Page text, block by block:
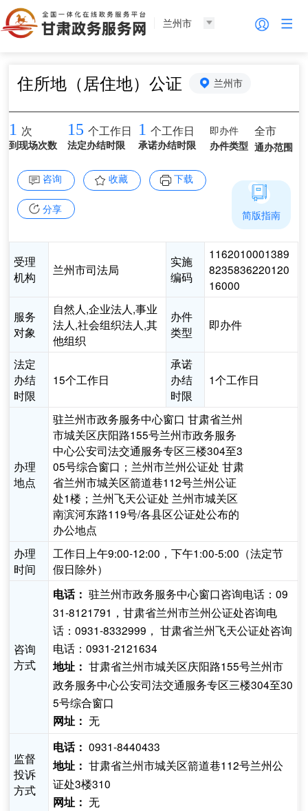
兰州市
住所地（居住地）公证 兰州市
1 次
到现场次数
15 个工作日
法定办结时限
1 个工作日
承诺办结时限
即办件
办件类型
全市
通办范围
咨询 收藏 下载
分享
受理
机构
兰州市司法局
实施
编码
1162010001389
8235836220120
16000
服务
对象
自然人,企业法人,事业
法人,社会组织法人,其
他组织
办件
类型
即办件
法定
办结
时限
15个工作日
承诺
办结
时限
1个工作日
办理
地点
驻兰州市政务服务中心窗口 甘肃省兰州
市城关区庆阳路155号兰州市政务服务
中心公安司法交通服务专区三楼304至3
05号综合窗口；兰州市兰州公证处 甘肃
省兰州市城关区箭道巷112号兰州公证
处1楼；兰州飞天公证处 兰州市城关区
南滨河东路119号/各县区公证处公布的
办公地点
办理
时间
工作日上午9:00-12:00，下午1:00-5:00（法定节
假日除外）
咨询
方式
电话： 驻兰州市政务服务中心窗口咨询电话：09
31-8121791，甘肃省兰州市兰州公证处咨询电
话：0931-8332999， 甘肃省兰州飞天公证处咨询
电话：0931-2121634
地址： 甘肃省兰州市城关区庆阳路155号兰州市
政务服务中心公安司法交通服务专区三楼304至30
5号综合窗口
网址： 无
监督
投诉
方式
电话： 0931-8440433
地址： 甘肃省兰州市城关区箭道巷112号兰州公
证处3楼310
网址： 无
简版指南